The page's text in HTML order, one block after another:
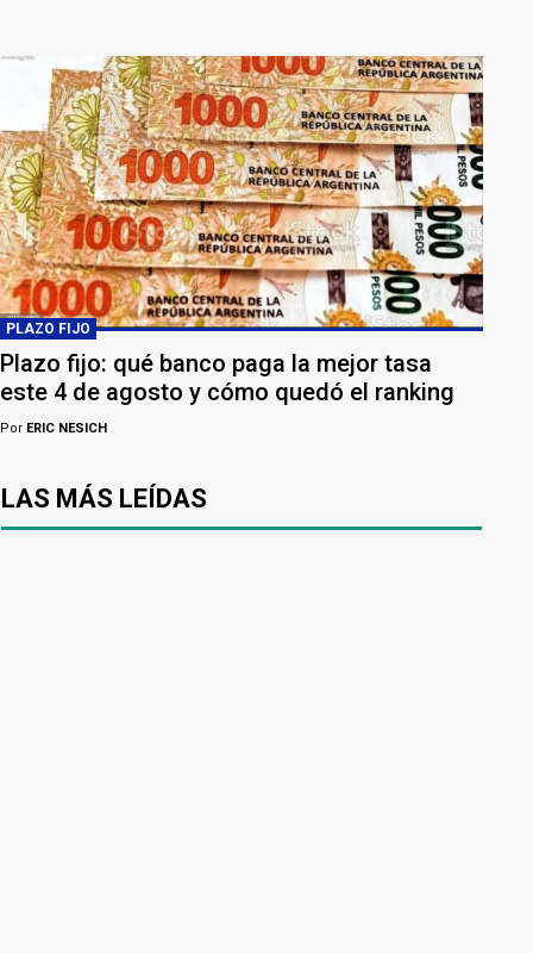
PLAZO FIJO
Plazo fijo: qué banco paga la mejor tasa
este 4 de agosto y cómo quedó el ranking
Por ERIC NESICH
LAS MÁS LEÍDAS